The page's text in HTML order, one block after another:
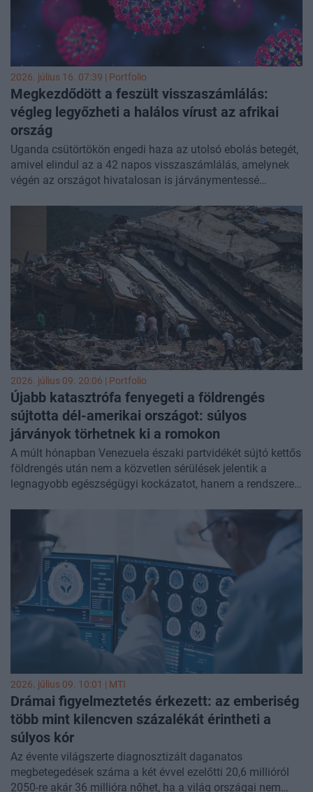
2026. július 16. 07:39 | Portfolio
Megkezdődött a feszült visszaszámlálás:
végleg legyőzheti a halálos vírust az afrikai
ország
Uganda csütörtökön engedi haza az utolsó ebolás betegét,
amivel elindul az a 42 napos visszaszámlálás, amelynek
végén az országot hivatalosan is járványmentessé
2026. július 09. 20:06 | Portfolio
Újabb katasztrófa fenyegeti a földrengés
sújtotta dél-amerikai országot: súlyos
járványok törhetnek ki a romokon
A múlt hónapban Venezuela északi partvidékét sújtó kettős
földrengés után nem a közvetlen sérülések jelentik a
legnagyobb egészségügyi kockázatot, hanem a rendszeres
tiszta ivóvíz hiánya – hívta fel a figyelmet a Pánamerikai
Egészségügyi Szervezet (PAHO) vezetője.
2026. július 09. 10:01 | MTI
Drámai figyelmeztetés érkezett: az emberiség
több mint kilencven százalékát érintheti a
súlyos kór
Az évente világszerte diagnosztizált daganatos
megbetegedések száma a két évvel ezelőtti 20,6 millióról
2050-re akár 36 millióra nőhet, ha a világ országai nem